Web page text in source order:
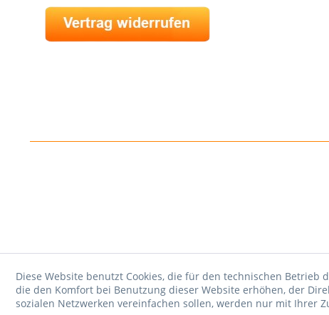
Diese Website benutzt Cookies, die für den technischen
die den Komfort bei Benutzung dieser Website erhöhen, der
sozialen Netzwerken vereinfachen sollen, werden nur mit Ihrer